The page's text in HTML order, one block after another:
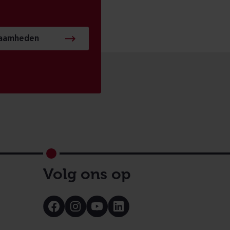
Volg ons op
Bezoek
onze
Bezoek
onze
Bezoek
onze
Bezoek
onze